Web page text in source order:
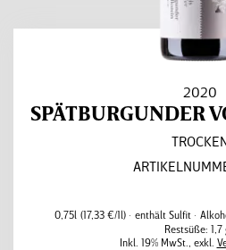
2020
SPÄTBURGUNDER
0,75l (17,33 €/1l) enthält Sulfit
Restsüße: 1,7
Inkl. 19% MwSt. exkl.